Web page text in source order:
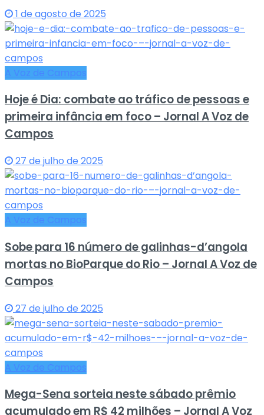
1 de agosto de 2025
A Voz de Campos
Hoje é Dia: combate ao tráfico de pessoas e
primeira infância em foco – Jornal A Voz de
Campos
27 de julho de 2025
A Voz de Campos
Sobe para 16 número de galinhas-d’angola
mortas no BioParque do Rio – Jornal A Voz de
Campos
27 de julho de 2025
A Voz de Campos
Mega-Sena sorteia neste sábado prêmio
acumulado em R$ 42 milhões – Jornal A Voz